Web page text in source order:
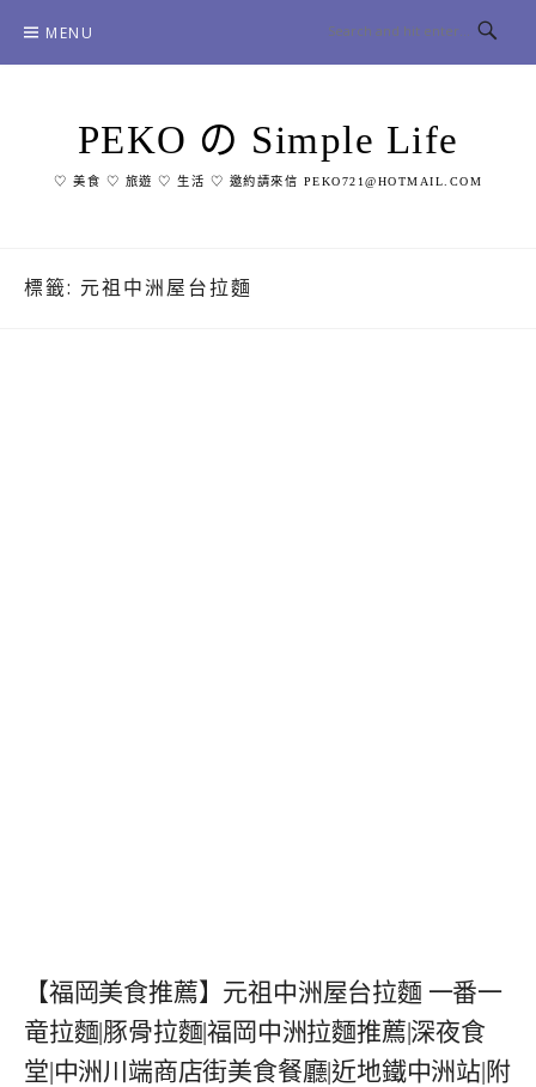
content
MENU
PEKO の Simple Life
♡ 美食 ♡ 旅遊 ♡ 生活 ♡ 邀約請來信 PEKO721@HOTMAIL.COM
標籤: 元祖中洲屋台拉麵
【福岡美食推薦】元祖中洲屋台拉麵 一番一
竜拉麵|豚骨拉麵|福岡中洲拉麵推薦|深夜食
堂|中洲川端商店街美食餐廳|近地鐵中洲站|附